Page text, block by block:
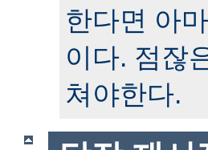
한다면 아
이다. 점잖
쳐야한다.